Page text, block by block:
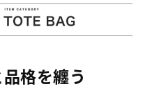
格を纏う